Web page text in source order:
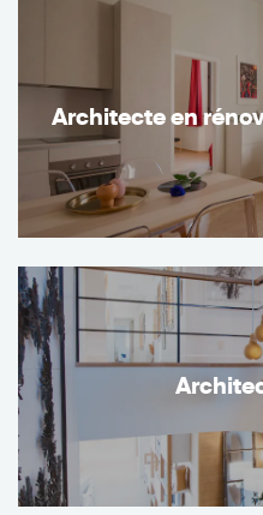
Architecte en